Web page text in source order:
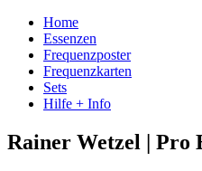
Home
Essenzen
Frequenzposter
Frequenzkarten
Sets
Hilfe + Info
Rainer Wetzel | Pro